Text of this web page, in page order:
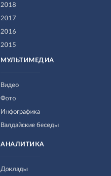
2018
2017
2016
2015
МУЛЬТИМЕДИА
Видео
Фото
Инфографика
Валдайские беседы
АНАЛИТИКА
Доклады